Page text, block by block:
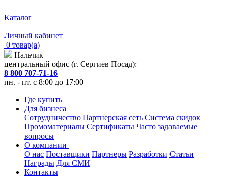
Каталог
Личный кабинет
0 товар(а)
Нальчик
центральный офис (г. Сергиев Посад):
8 800 707-71-16
пн. - пт. с 8:00 до 17:00
Где купить
Для бизнеса
Сотрудничество Партнерская сеть Система скидок
Промоматериалы Сертификаты Часто задаваемые
вопросы
О компании
О нас Поставщики Партнеры Разработки Статьи
Награды Для СМИ
Контакты